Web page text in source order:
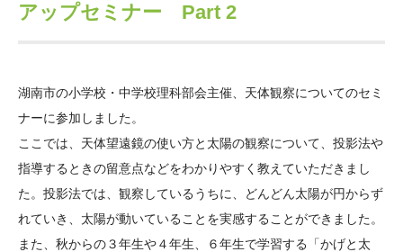
中谷財団40年史
役員・評議員 公開情報
年報一覧 中谷財団レポート
大学院生奨学金
国際学生交流プログラ
科学教育振興助成・
次世代理系人材育成プ
ログラム助成
アクセス
サイトマップ 中谷財団アーカイブ
日本語 English
アップセミナー Part 2
湖南市の小学校・中学校理科部会主催、天体観察についてのセミ
ナーに参加しました。
ここでは、天体望遠鏡の使い方と太陽の観察について、投影法や
指導するときの留意点などをわかりやすく教えていただきまし
た。投影法では、観察しているうちに、どんどん太陽が円からず
れていき、太陽が動いていることを実感することができました。
また、秋からの３年生や４年生、６年生で学習する「かげと太